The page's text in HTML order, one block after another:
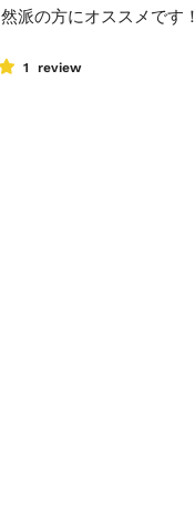
派の方にオススメです！
1 review